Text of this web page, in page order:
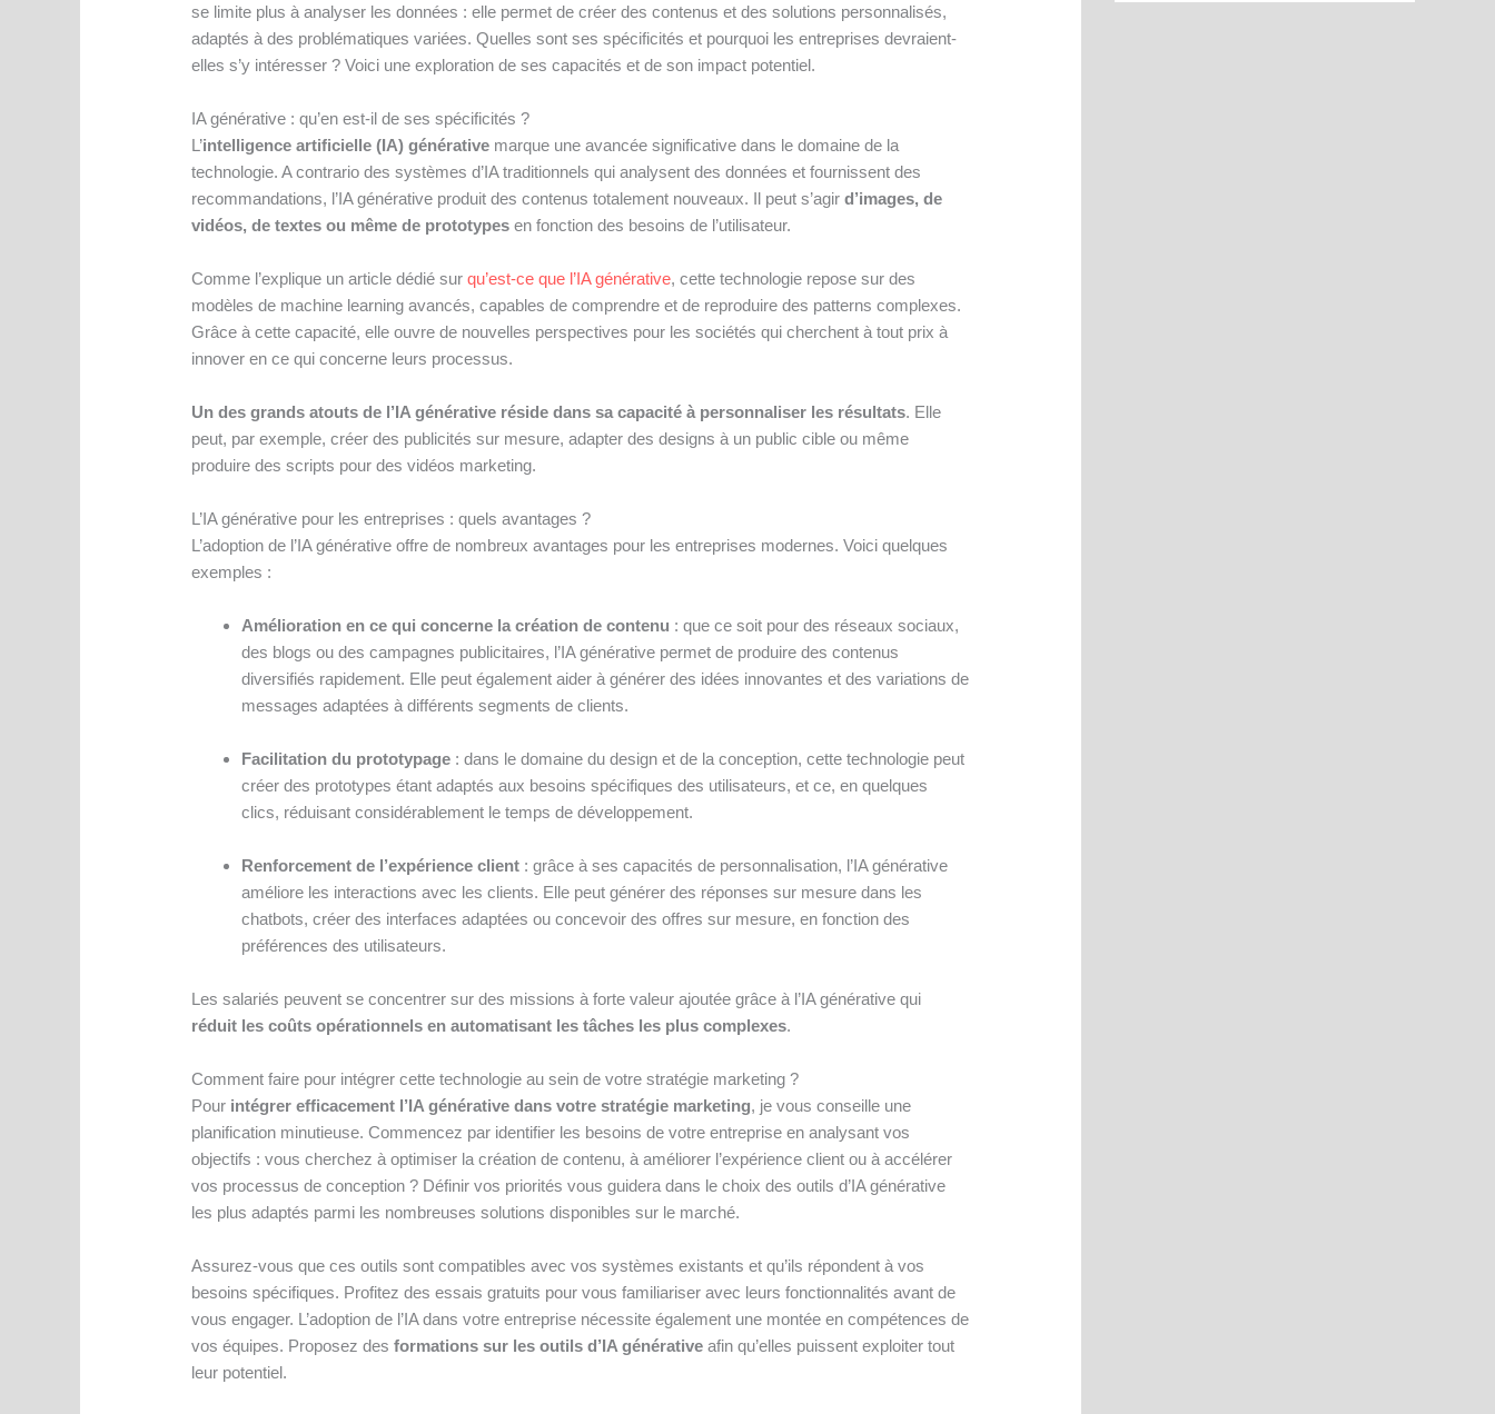
se limite plus à analyser les données : elle permet de créer des contenus et des solutions personnalisés,
adaptés à des problématiques variées. Quelles sont ses spécificités et pourquoi les entreprises devraient-
elles s’y intéresser ? Voici une exploration de ses capacités et de son impact potentiel.
IA générative : qu’en est-il de ses spécificités ?
L’intelligence artificielle (IA) générative marque une avancée significative dans le domaine de la
technologie. A contrario des systèmes d’IA traditionnels qui analysent des données et fournissent des
recommandations, l’IA générative produit des contenus totalement nouveaux. Il peut s’agird’images, de
vidéos, de textes ou même de prototypesen fonction des besoins de l’utilisateur.
Comme l’explique un article dédié surqu’est-ce que l’IA générative, cette technologie repose sur des
modèles de machine learning avancés, capables de comprendre et de reproduire des patterns complexes.
Grâce à cette capacité, elle ouvre de nouvelles perspectives pour les sociétés qui cherchent à tout prix à
innover en ce qui concerne leurs processus.
Un des grands atouts de l’IA générative réside dans sa capacité à personnaliser les résultats. Elle
peut, par exemple, créer des publicités sur mesure, adapter des designs à un public cible ou même
produire des scripts pour des vidéos marketing.
L’IA générative pour les entreprises : quels avantages ?
L’adoption de l’IA générative offre de nombreux avantages pour les entreprises modernes. Voici quelques
exemples :
Amélioration en ce qui concerne la création de contenu : que ce soit pour des réseaux sociaux,
des blogs ou des campagnes publicitaires, l’IA générative permet de produire des contenus
diversifiés rapidement. Elle peut également aider à générer des idées innovantes et des variations de
messages adaptées à différents segments de clients.
Facilitation du prototypage : dans le domaine du design et de la conception, cette technologie peut
créer des prototypes étant adaptés aux besoins spécifiques des utilisateurs, et ce, en quelques
clics, réduisant considérablement le temps de développement.
Renforcement de l’expérience client : grâce à ses capacités de personnalisation, l’IA générative
améliore les interactions avec les clients. Elle peut générer des réponses sur mesure dans les
chatbots, créer des interfaces adaptées ou concevoir des offres sur mesure, en fonction des
préférences des utilisateurs.
Les salariés peuvent se concentrer sur des missions à forte valeur ajoutée grâce à l’IA générative qui
réduit les coûts opérationnels en automatisant les tâches les plus complexes.
Comment faire pour intégrer cette technologie au sein de votre stratégie marketing ?
Pour intégrer efficacement l’IA générative dans votre stratégie marketing, je vous conseille une
planification minutieuse. Commencez par identifier les besoins de votre entreprise en analysant vos
objectifs : vous cherchez à optimiser la création de contenu, à améliorer l’expérience client ou à accélérer
vos processus de conception ? Définir vos priorités vous guidera dans le choix des outils d’IA générative
les plus adaptés parmi les nombreuses solutions disponibles sur le marché.
Assurez-vous que ces outils sont compatibles avec vos systèmes existants et qu’ils répondent à vos
besoins spécifiques. Profitez des essais gratuits pour vous familiariser avec leurs fonctionnalités avant de
vous engager. L’adoption de l’IA dans votre entreprise nécessite également une montée en compétences de
vos équipes. Proposez desformations sur les outils d’IA générative afin qu’elles puissent exploiter tout
leur potentiel.